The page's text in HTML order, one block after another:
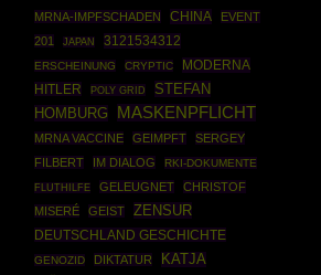
MRNA-IMPFSCHADEN
CHINA
EVENT
201
JAPAN 3121534312
ERSCHEINUNG CRYPTIC MODERNA
HITLER POLY GRID
STEFAN
HOMBURG
MASKENPFLICHT
MRNA VACCINE GEIMPFT
SERGEY
FILBERT
IM DIALOG RKI-DOKUMENTE
FLUTHILFE GELEUGNET
CHRISTOF
MISERÉ
GEIST ZENSUR
DEUTSCHLAND GESCHICHTE
GENOZID DIKTATUR
KATJA